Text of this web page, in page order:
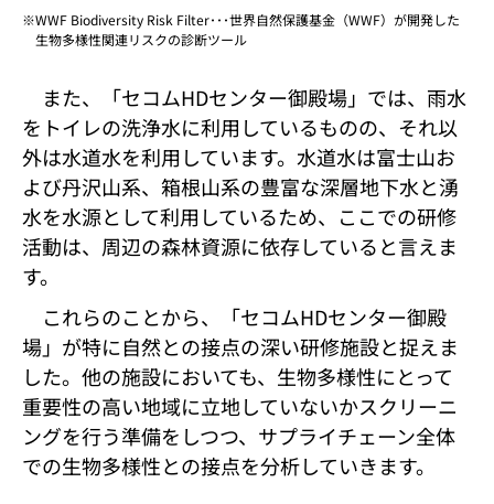
WWF Biodiversity Risk Filter･･･世界自然保護基金（WWF）が開発した
生物多様性関連リスクの診断ツール
また、「セコムHDセンター御殿場」では、雨水
をトイレの洗浄水に利用しているものの、それ以
外は水道水を利用しています。水道水は富士山お
よび丹沢山系、箱根山系の豊富な深層地下水と湧
水を水源として利用しているため、ここでの研修
活動は、周辺の森林資源に依存していると言えま
す。
これらのことから、「セコムHDセンター御殿
場」が特に自然との接点の深い研修施設と捉えま
した。他の施設においても、生物多様性にとって
重要性の高い地域に立地していないかスクリーニ
ングを行う準備をしつつ、サプライチェーン全体
での生物多様性との接点を分析していきます。